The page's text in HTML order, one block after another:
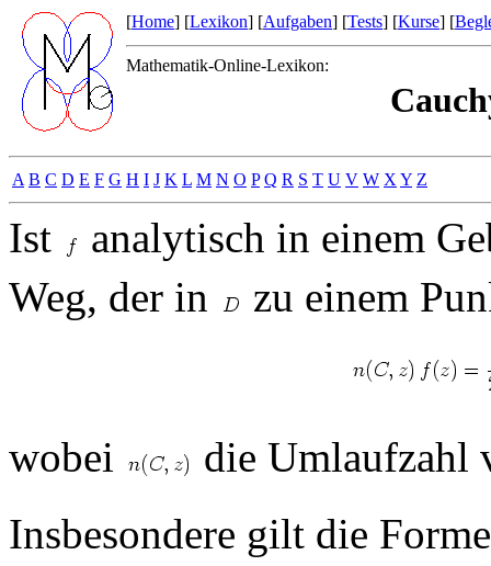
[Home] [Lexikon] [Aufgaben] [Tests] [Kurse] [
Mathematik-Online-Lexikon:
A B C D E F G H I J K L M N O P Q R S T U V W X Y Z
Ist
analytisch in einem
Weg, der in
zu einem
wobei
die Umlaufzahl
Insbesondere gilt die